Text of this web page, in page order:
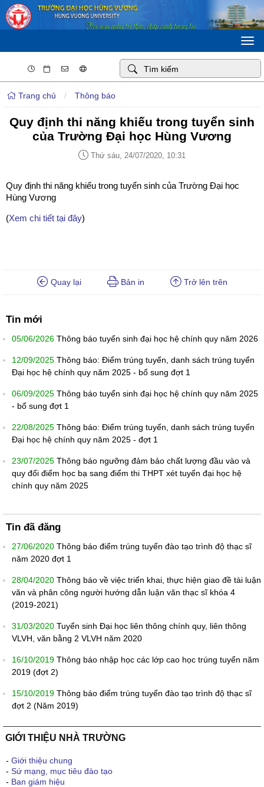
Trang chủ / Thông báo
Quy định thi năng khiếu trong tuyển sinh
của Trường Đại học Hùng Vương
Thứ sáu, 24/07/2020, 10:31
Quy định thi năng khiếu trong tuyển sinh của Trường Đại học
Hùng Vương
(Xem chi tiết tại đây)
Quay lại Bản in Trở lên trên
Tin mới
05/06/2026 Thông báo tuyển sinh đại học hệ chính quy năm 2026
12/09/2025 Thông báo: Điểm trúng tuyển, danh sách trúng tuyển
Đại học hệ chính quy năm 2025 - bổ sung đợt 1
06/09/2025 Thông báo tuyển sinh đại học hệ chính quy năm 2025
- bổ sung đợt 1
22/08/2025 Thông báo: Điểm trúng tuyển, danh sách trúng tuyển
Đại học hệ chính quy năm 2025 - đợt 1
23/07/2025 Thông báo ngưỡng đảm bảo chất lượng đầu vào và
quy đổi điểm học bạ sang điểm thi THPT xét tuyển đại học hệ
chính quy năm 2025
Tin đã đăng
27/06/2020 Thông báo điểm trúng tuyển đào tạo trình độ thạc sĩ
năm 2020 đợt 1
28/04/2020 Thông báo về việc triển khai, thực hiện giao đề tài luận
văn và phân công người hướng dẫn luận văn thạc sĩ khóa 4
(2019-2021)
31/03/2020 Tuyển sinh Đại học liên thông chính quy, liên thông
VLVH, văn bằng 2 VLVH năm 2020
16/10/2019 Thông báo nhập học các lớp cao học trúng tuyển năm
2019 (đợt 2)
15/10/2019 Thông báo điểm trúng tuyển đào tạo trình độ thạc sĩ
đợt 2 (Năm 2019)
GIỚI THIỆU NHÀ TRƯỜNG
- Giới thiệu chung
- Sứ mạng, mục tiêu đào tạo
- Ban giám hiệu